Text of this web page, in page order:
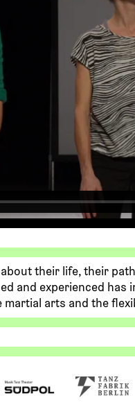
their life, their
and experienced
martial arts and the